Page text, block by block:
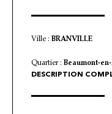
Ville : BRANVILLE
Quartier : Beaumont-
DESCRIPTION